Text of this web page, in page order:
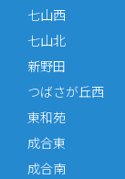
七山西
七山北
新野田
つばさが丘西
東和苑
成合東
成合南